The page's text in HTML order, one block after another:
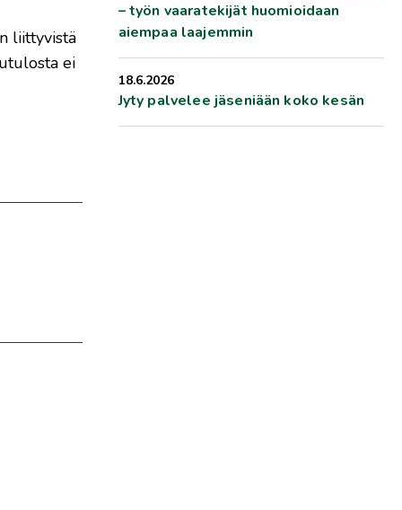
liittyvistä
ei
– työn vaaratekijät huomioidaan
aiempaa laajemmin
18.6.2026
Jyty palvelee jäseniään koko kesän